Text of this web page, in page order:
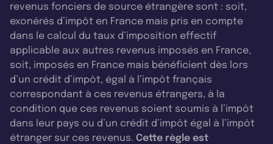
revenus fonciers de source étrangère sont : soit,
exonérés d’impôt en France mais pris en compte
dans le calcul du taux d’imposition effectif
applicable aux autres revenus imposés en France,
soit, imposés en France mais bénéficient dès lors
d’un crédit d’impôt, égal à l’impôt français
correspondant à ces revenus étrangers, à la
condition que ces revenus soient soumis à l’impôt
dans leur pays ou d’un crédit d’impôt égal à l’impôt
étranger sur ces revenus. Cette règle est